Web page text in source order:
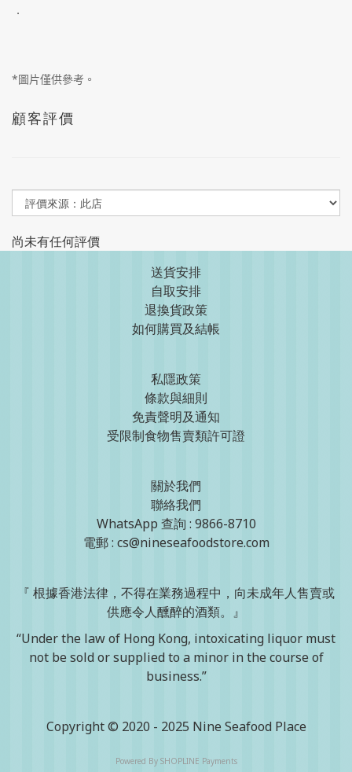
．
*圖片僅供參考。
顧客評價
尚未有任何評價
送貨安排
自取安排
退換貨政策
如何購買及結帳
私隱政策
條款與細則
免責聲明及通知
受限制食物售賣類許可證
關於我們
聯絡我們
WhatsApp 查詢 : 9866-8710
電郵 : cs@nineseafoodstore.com
『 根據香港法律，不得在業務過程中，向未成年人售賣或
供應令人醺醉的酒類。』
“Under the law of Hong Kong, intoxicating liquor must
not be sold or supplied to a minor in the course of
business.”
Copyright © 2020 - 2025 Nine Seafood Place
Powered By SHOPLINE Payments